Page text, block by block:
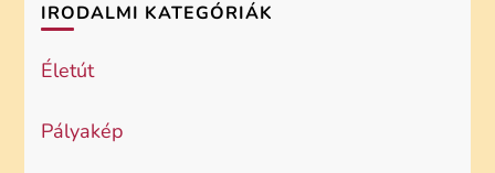
IRODALMI KATEGÓRIÁK
Életút
Pályakép